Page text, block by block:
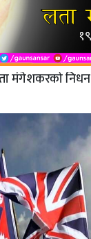
मंगेशकरको निधन